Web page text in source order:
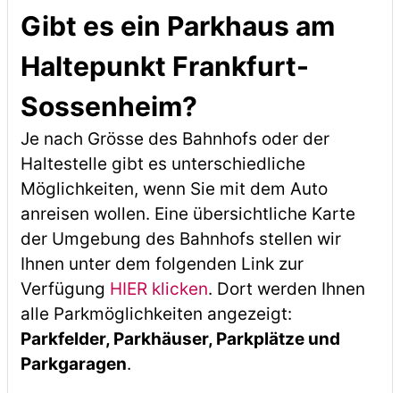
Gibt es ein Parkhaus am
Haltepunkt Frankfurt-
Sossenheim?
Je nach Grösse des Bahnhofs oder der
Haltestelle gibt es unterschiedliche
Möglichkeiten, wenn Sie mit dem Auto
anreisen wollen. Eine übersichtliche Karte
der Umgebung des Bahnhofs stellen wir
Ihnen unter dem folgenden Link zur
Verfügung HIER klicken. Dort werden Ihnen
alle Parkmöglichkeiten angezeigt:
Parkfelder, Parkhäuser, Parkplätze und
Parkgaragen.